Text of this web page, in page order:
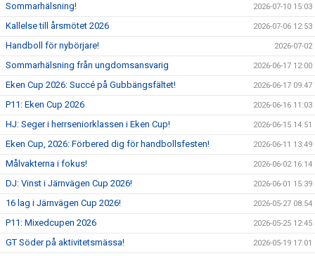
Sommarhälsning! 2026-07-10 15:03
Kallelse till årsmötet 2026 2026-07-06 12:53
Handboll för nybörjare! 2026-07-02
Sommarhälsning från ungdomsansvarig 2026-06-17 12:00
Eken Cup 2026: Succé på Gubbängsfältet! 2026-06-17 09:47
P11: Eken Cup 2026 2026-06-16 11:03
HJ: Seger i herrseniorklassen i Eken Cup! 2026-06-15 14:51
Eken Cup, 2026: Förbered dig för handbollsfesten! 2026-06-11 13:49
Målvakterna i fokus! 2026-06-02 16:14
DJ: Vinst i Järnvägen Cup 2026! 2026-06-01 15:39
16 lag i Järnvägen Cup 2026! 2026-05-27 08:54
P11: Mixedcupen 2026 2026-05-25 12:45
GT Söder på aktivitetsmässa! 2026-05-19 17:01